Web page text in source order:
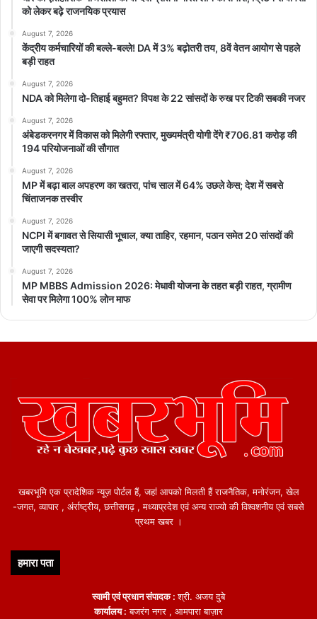
को लेकर बढ़े राजनयिक प्रयास
August 7, 2026
केंद्रीय कर्मचारियों की बल्ले-बल्ले! DA में 3% बढ़ोतरी तय, 8वें वेतन आयोग से पहले
बड़ी राहत
August 7, 2026
NDA को मिलेगा दो-तिहाई बहुमत? विपक्ष के 22 सांसदों के रुख पर टिकी सबकी नजर
August 7, 2026
अंबेडकरनगर में विकास को मिलेगी रफ्तार, मुख्यमंत्री योगी देंगे ₹706.81 करोड़ की
194 परियोजनाओं की सौगात
August 7, 2026
MP में बढ़ा बाल अपहरण का खतरा, पांच साल में 64% उछले केस; देश में सबसे
चिंताजनक तस्वीर
August 7, 2026
NCPI में बगावत से सियासी भूचाल, क्या ताहिर, रहमान, पठान समेत 20 सांसदों की
जाएगी सदस्यता?
August 7, 2026
MP MBBS Admission 2026: मेधावी योजना के तहत बड़ी राहत, ग्रामीण
सेवा पर मिलेगा 100% लोन माफ
खबरभूमि एक प्रादेशिक न्यूज़ पोर्टल हैं, जहां आपको मिलती हैं राजनैतिक, मनोरंजन, खेल
-जगत, व्यापार , अंर्राष्ट्रीय, छत्तीसगढ़ , मध्याप्रदेश एवं अन्य राज्यो की विश्वशनीय एवं सबसे
प्रथम खबर ।
हमारा पता
स्वामी एवं प्रधान संपादक :श्री. अजय दुबे
कार्यालय : बजरंग नगर , आमपारा बाज़ार